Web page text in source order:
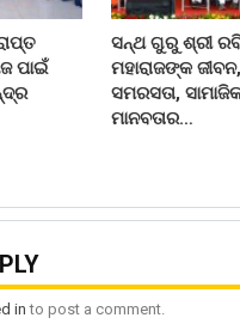
ପାଇଁ
ସନ୍ଥ ଗୁରୁ ଶ୍ରୀ
ମହାରାଜଙ୍କ
ସମରସତା,
ମାନବତାର…
into post a comment.